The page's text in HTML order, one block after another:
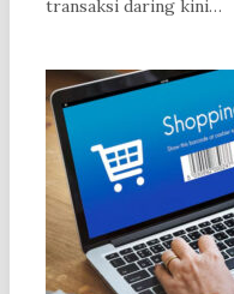
transaksi daring kini…